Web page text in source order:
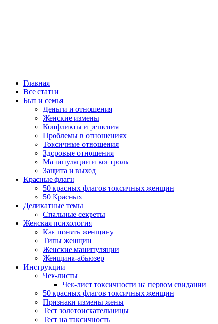
Главная
Все статьи
Быт и семья
Деньги и отношения
Женские измены
Конфликты и решения
Проблемы в отношениях
Токсичные отношения
Здоровые отношения
Манипуляции и контроль
Защита и выход
Красные флаги
50 красных флагов токсичных женщин
50 Красных
Деликатные темы
Спальные секреты
Женская психология
Как понять женщину
Типы женщин
Женские манипуляции
Женщина-абьюзер
Инструкции
Чек-листы
Чек-лист токсичности на первом свидании
50 красных флагов токсичных женщин
Признаки измены жены
Тест золотоискательницы
Тест на таксичность